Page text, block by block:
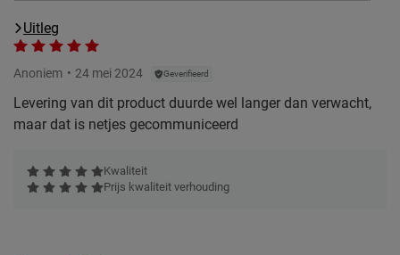
Uitleg
Anoniem 24 mei 2024 Geverifieerd
Levering van dit product duurde wel langer dan verwacht,
maar dat is netjes gecommuniceerd
Kwaliteit
Prijs kwaliteit verhouding